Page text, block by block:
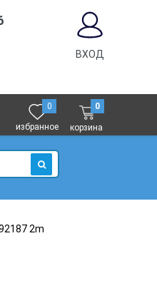
ВХОД
0
избранное
0
корзина
ИСКАТЬ
2m